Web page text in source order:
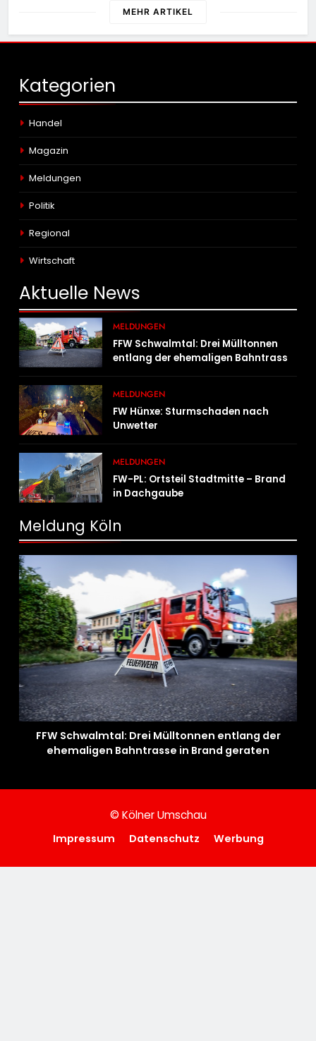
MEHR ARTIKEL
Kategorien
Handel
Magazin
Meldungen
Politik
Regional
Wirtschaft
Aktuelle News
MELDUNGEN
FFW Schwalmtal: Drei Mülltonnen
entlang der ehemaligen Bahntrasse
MELDUNGEN
FW Hünxe: Sturmschaden nach
Unwetter
MELDUNGEN
FW-PL: Ortsteil Stadtmitte – Brand
in Dachgaube
Meldung Köln
FFW Schwalmtal: Drei Mülltonnen entlang der
ehemaligen Bahntrasse in Brand geraten
© Kölner Umschau
Impressum Datenschutz Werbung